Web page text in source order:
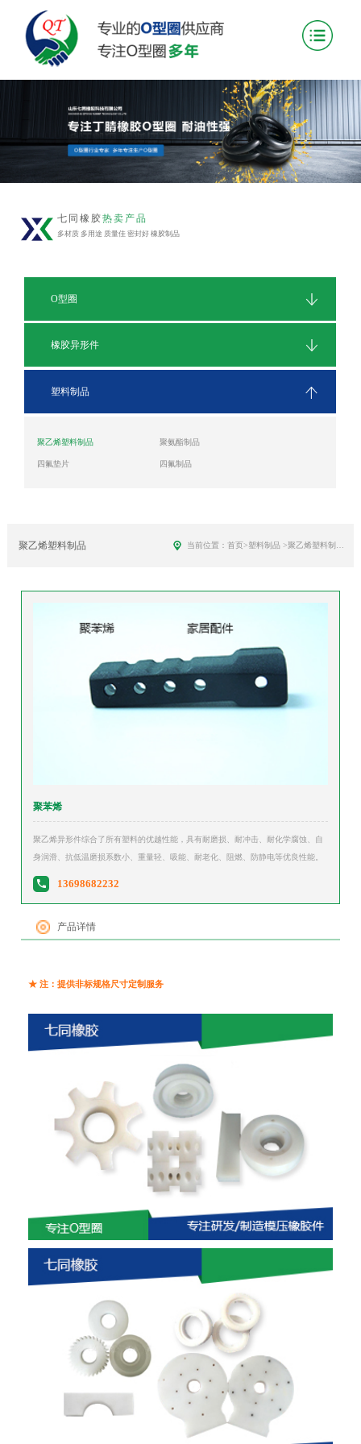
七同橡胶热卖产品
多材质 多用途 质量佳 密封好 橡胶制品
O型圈
橡胶异形件
塑料制品
聚乙烯塑料制品 聚氨酯制品
四氟垫片 四氟制品
聚乙烯塑料制品 当前位置： 首页>塑料制品 >聚乙烯塑料制品
聚苯烯
聚乙烯异形件综合了所有塑料的优越性能，具有耐磨损、耐冲击、耐化学腐蚀、自
身润滑、抗低温磨损系数小、重量轻、吸能、耐老化、阻燃、防静电等优良性能。
13698682232
产品详情
★ 注：提供非标规格尺寸定制服务